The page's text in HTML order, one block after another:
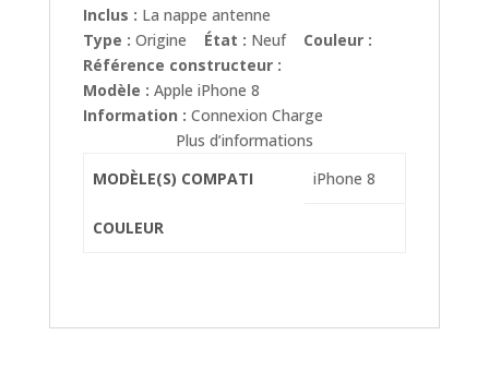
Inclus : La nappe antenne
Type : Origine État : Neuf Couleur :
Référence constructeur :
Modèle : Apple iPhone 8
Information : Connexion Charge
Plus d’informations
MODÈLE(S) COMPATI
iPhone 8
COULEUR